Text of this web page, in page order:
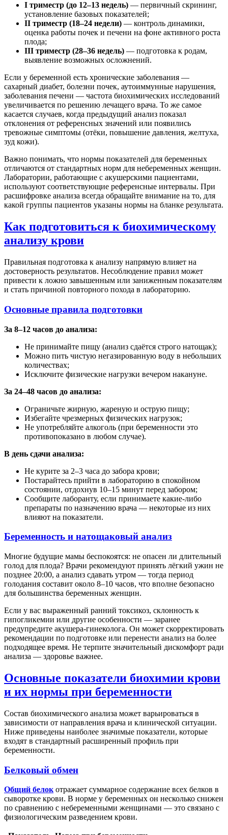
I триместр (до 12–13 недель) — первичный скрининг,
установление базовых показателей;
II триместр (18–24 недели) — контроль динамики,
оценка работы почек и печени на фоне активного роста
плода;
III триместр (28–36 недель) — подготовка к родам,
выявление возможных осложнений.
Если у беременной есть хронические заболевания —
сахарный диабет, болезни почек, аутоиммунные нарушения,
заболевания печени — частота биохимических исследований
увеличивается по решению лечащего врача. То же самое
касается случаев, когда предыдущий анализ показал
отклонения от референсных значений или появились
тревожные симптомы (отёки, повышение давления, желтуха,
зуд кожи).
Важно понимать, что нормы показателей для беременных
отличаются от стандартных норм для небеременных женщин.
Лаборатории, работающие с акушерскими пациентами,
используют соответствующие референсные интервалы. При
расшифровке анализа всегда обращайте внимание на то, для
какой группы пациентов указаны нормы на бланке результата.
Как подготовиться к биохимическому
анализу крови
Правильная подготовка к анализу напрямую влияет на
достоверность результатов. Несоблюдение правил может
привести к ложно завышенным или заниженным показателям
и стать причиной повторного похода в лабораторию.
Основные правила подготовки
За 8–12 часов до анализа:
Не принимайте пищу (анализ сдаётся строго натощак);
Можно пить чистую негазированную воду в небольших
количествах;
Исключите физические нагрузки вечером накануне.
За 24–48 часов до анализа:
Ограничьте жирную, жареную и острую пищу;
Избегайте чрезмерных физических нагрузок;
Не употребляйте алкоголь (при беременности это
противопоказано в любом случае).
В день сдачи анализа:
Не курите за 2–3 часа до забора крови;
Постарайтесь прийти в лабораторию в спокойном
состоянии, отдохнув 10–15 минут перед забором;
Сообщите лаборанту, если принимаете какие-либо
препараты по назначению врача — некоторые из них
влияют на показатели.
Беременность и натощаковый анализ
Многие будущие мамы беспокоятся: не опасен ли длительный
голод для плода? Врачи рекомендуют принять лёгкий ужин не
позднее 20:00, а анализ сдавать утром — тогда период
голодания составит около 8–10 часов, что вполне безопасно
для большинства беременных женщин.
Если у вас выраженный ранний токсикоз, склонность к
гипогликемии или другие особенности — заранее
предупредите акушера-гинеколога. Он может скорректировать
рекомендации по подготовке или перенести анализ на более
подходящее время. Не терпите значительный дискомфорт ради
анализа — здоровье важнее.
Основные показатели биохимии крови
и их нормы при беременности
Состав биохимического анализа может варьироваться в
зависимости от направления врача и клинической ситуации.
Ниже приведены наиболее значимые показатели, которые
входят в стандартный расширенный профиль при
беременности.
Белковый обмен
Общий белок отражает суммарное содержание всех белков в
сыворотке крови. В норме у беременных он несколько снижен
по сравнению с небеременными женщинами — это связано с
физиологическим разведением крови.